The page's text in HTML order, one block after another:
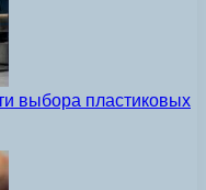
выбора пластиковых